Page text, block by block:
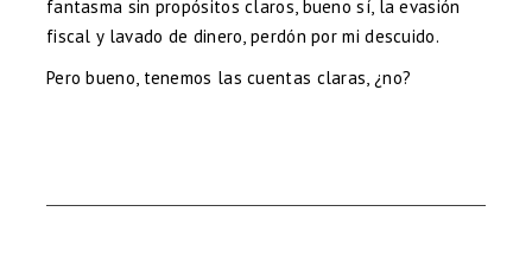
fantasma sin propósitos claros, bueno sí, la evasión
fiscal y lavado de dinero, perdón por mi descuido.
Pero bueno, tenemos las cuentas claras, ¿no?